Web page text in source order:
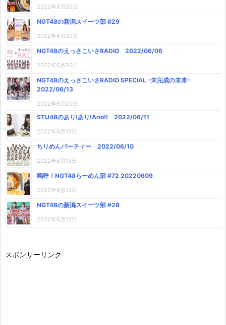
2022年6月20日
NGT48の新潟スイーツ部 #29
2022年6月20日
NGT48のえっさこいさRADIO 2022/06/06
2022年6月20日
NGT48のえっさこいさRADIO SPECIAL ｰ未完成の未来ｰ
2022/06/13
2022年6月20日
STU48のあり!あり!Ario!! 2022/06/11
2022年6月13日
ちりめんパーティー 2022/06/10
2022年6月13日
嗚呼！NGT48らーめん部 #72 20220609
2022年6月13日
NGT48の新潟スイーツ部 #28
2022年6月13日
スポンサーリンク